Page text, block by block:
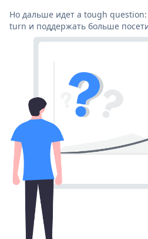
Но дальше идет a tough
turn и поддержать больше